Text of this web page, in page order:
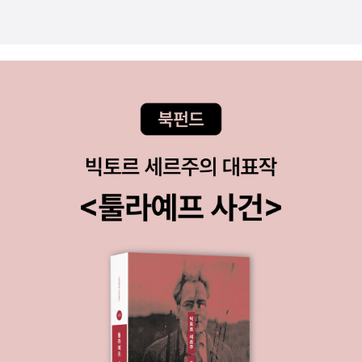
강의>는 '1996년 초판 발행 이후 서양고대사 학습과 연구의 기본 교
양서로서 널리 사랑 받아온 <서양고대사강의>의 개정판'이라고. 그
간의 학문적 연구 성과와 학계의 동향을 반영해 초판 원고를 대폭 수
리즈로 유명한 리베르스쿨의 책. 숙종~순종까지를 다뤘다. <사료로
읽는 서양사> 4권은 유럽의 계몽시대부터 산업화 시점까지를 다뤘
다. <하우스 스캔들>은 을유문화사의 <도시는 무엇으로 사는가>와
함께 보고 싶은 책이다. 집에 관련한 모든 것의 역사를 알 수 있다.
김기협의 <해방일기>가 10권을 끝으로 완간됐다. 저자의 노
고와 착실한 출판해준 너머북스에게 감사를. 좋은 책 완간됐다. <사
상으로서의 편집자>는 '한 시대의 사상사를 이해하는 전제로서 저자
★★★☆6. Kaikoura ★★★★7. King’s Birthday ★★★★8.
t 음.....올리자고 들면 끝도 없겠다.....
와서 별로 관심 가지지 않고 넘기려다가 자세히 보았다. '오늘도 가족
과 다툰 당신에게' 보내는 글이란다. 저자 데보라 태넌은 언어학자이
고, '남녀', '가족 구성원'과 같이 밀접한 사이의 대화 방식에 대한 사례
그야말로 '애증'의 관계이다. 가까울수록 사랑하고, 서로를 잘 아는 만
서 자유롭지 못할 것이고 나 또한 예외가 아니다. '가까운 사람들과의
관계를 개선시킬 수 있는 방법'을 제시한다고 하니, 기대해 본다. 5.
알레산드로 마르초 마뇨, 『책공장 베네치아』, 책세상나만 해도 '책'에
서 하루도 자유로울 수 없는 생활을 한 것이 문자를 깨우친 이후로 거
의 일생이다. 역사를 배우다 보면 늘 금속 활자의 발명을 대 전환기로